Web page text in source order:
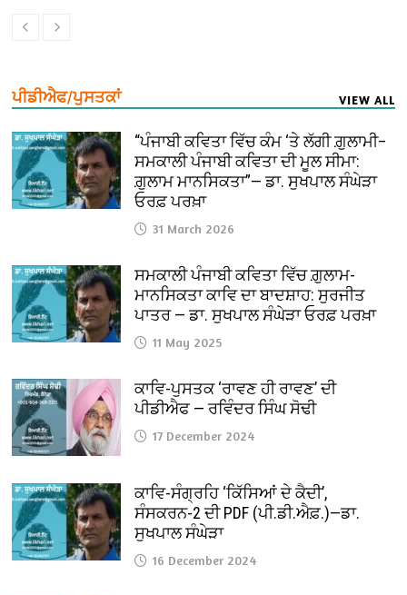
ਪੀਡੀਐਫ/ਪੁਸਤਕਾਂ VIEW ALL
“ਪੰਜਾਬੀ ਕਵਿਤਾ ਵਿੱਚ ਕੰਮ ‘ਤੇ ਲੱਗੀ ਗ਼ੁਲਾਮੀ–
ਸਮਕਾਲੀ ਪੰਜਾਬੀ ਕਵਿਤਾ ਦੀ ਮੂਲ ਸੀਮਾ:
ਗ਼ੁਲਾਮ ਮਾਨਸਿਕਤਾ”— ਡਾ. ਸੁਖਪਾਲ ਸੰਘੇੜਾ
ਓਰਫ਼ ਪਰਖ਼ਾ
31 March 2026
ਸਮਕਾਲੀ ਪੰਜਾਬੀ ਕਵਿਤਾ ਵਿੱਚ ਗ਼ੁਲਾਮ-
ਮਾਨਸਿਕਤਾ ਕਾਵਿ ਦਾ ਬਾਦਸ਼ਾਹ: ਸੁਰਜੀਤ
ਪਾਤਰ — ਡਾ. ਸੁਖਪਾਲ ਸੰਘੇੜਾ ਓਰਫ਼ ਪਰਖ਼ਾ
11 May 2025
ਕਾਵਿ-ਪੁਸਤਕ ‘ਰਾਵਣ ਹੀ ਰਾਵਣ’ ਦੀ
ਪੀਡੀਐਫ — ਰਵਿੰਦਰ ਸਿੰਘ ਸੋਢੀ
17 December 2024
ਕਾਵਿ-ਸੰਗ੍ਰਹਿ ‘ਕਿੱਸਿਆਂ ਦੇ ਕੈਦੀ’,
ਸੰਸਕਰਨ-2 ਦੀ PDF (ਪੀ.ਡੀ.ਐਫ਼.)—ਡਾ.
ਸੁਖਪਾਲ ਸੰਘੇੜਾ
16 December 2024